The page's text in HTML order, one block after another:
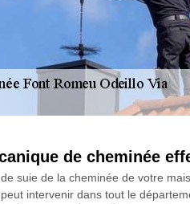
de cheminée
suie de la cheminée de votre
intervenir dans tout le